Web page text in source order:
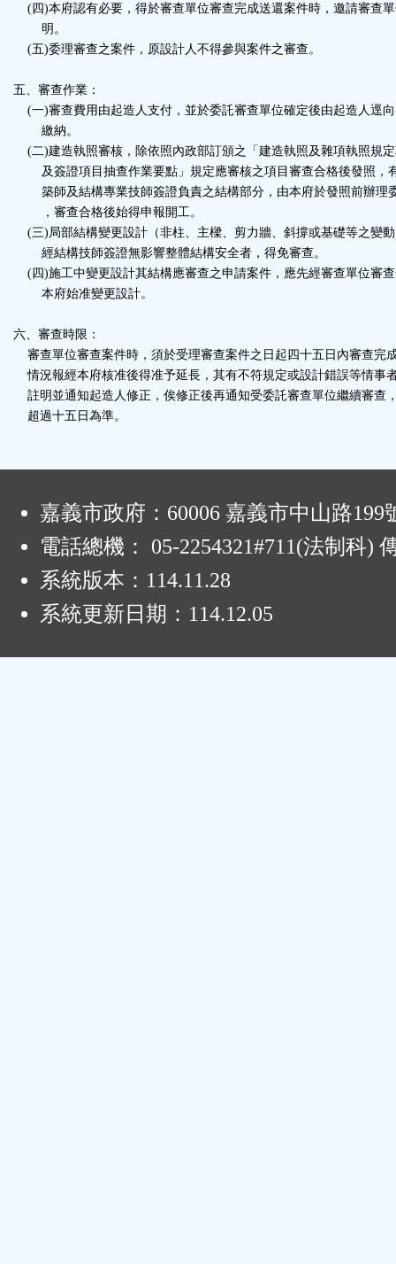
(四)本府認有必要，得於審查單位審查完成送還案件時，邀請審查
明。
(五)委理審查之案件，原設計人不得參與案件之審查。
五、審查作業：
(一)審查費用由起造人支付，並於委託審查單位確定後由起造人逕
繳納。
(二)建造執照審核，除依照內政部訂頒之「建造執照及雜項執照規
及簽證項目抽查作業要點」規定應審核之項目審查合格後發照，
築師及結構專業技師簽證負責之結構部分，由本府於發照前辦理
，審查合格後始得申報開工。
(三)局部結構變更設計（非柱、主樑、剪力牆、斜撐或基礎等之變
經結構技師簽證無影響整體結構安全者，得免審查。
(四)施工中變更設計其結構應審查之申請案件，應先經審查單位審
本府始准變更設計。
六、審查時限：
審查單位審查案件時，須於受理審查案件之日起四十五日內審查完
情況報經本府核准後得准予延長，其有不符規定或設計錯誤等情事
註明並通知起造人修正，俟修正後再通知受委託審查單位繼續審查
超過十五日為準。
嘉義市政府：60006 嘉義市中山路199
電話總機： 05-2254321#711(法制科)
系統版本： 114.11.28
系統更新日期： 114.12.05